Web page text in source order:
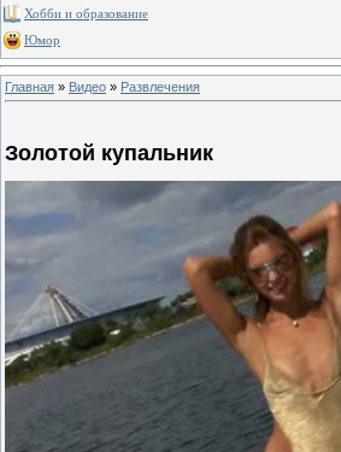
Хобби и образование
Юмор
Главная » Видео » Развлечения
Золотой купальник